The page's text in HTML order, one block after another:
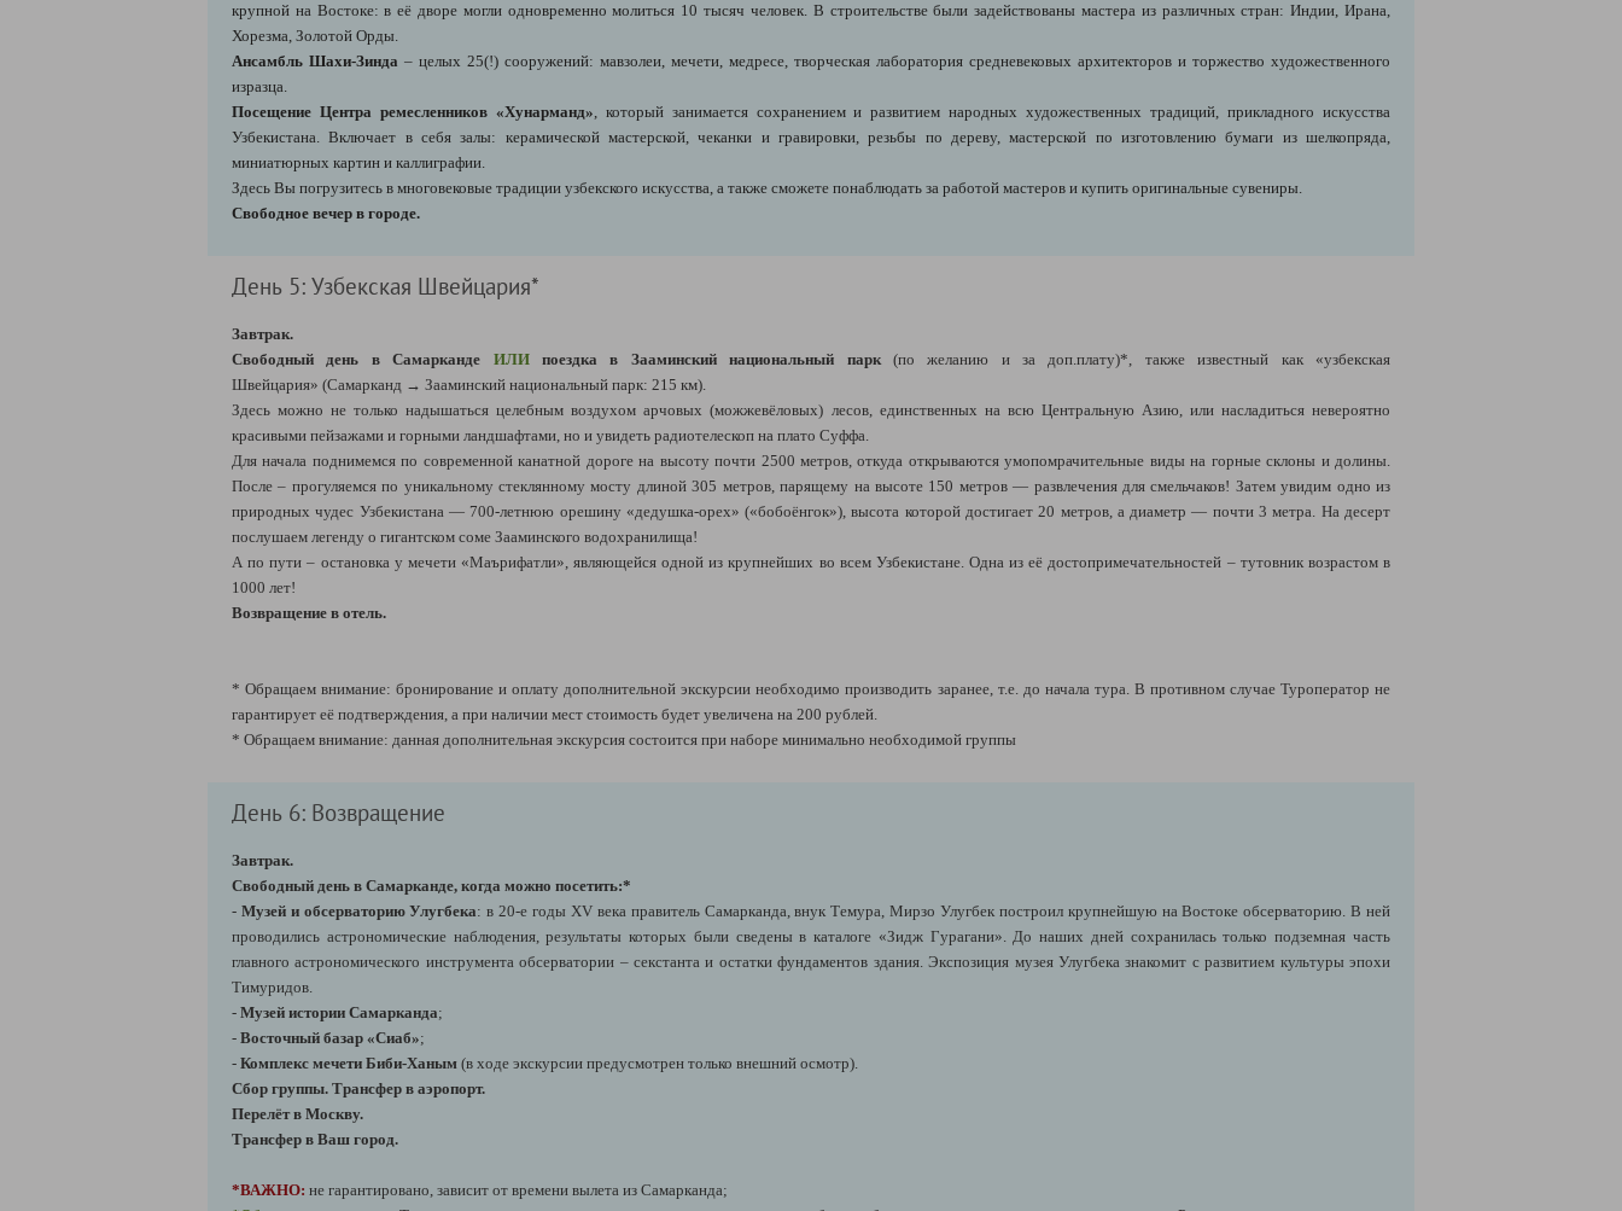
крупной на Востоке: в её дворе могли одновременно молиться 10 тысяч человек. В строительстве были задействованы мастера из различных стран: Индии, Ирана,
Хорезма, Золотой Орды.
Ансамбль Шахи-Зинда – целых 25(!) сооружений: мавзолеи, мечети, медресе, творческая лаборатория средневековых архитекторов и торжество художественного
изразца.
Посещение Центра ремесленников «Хунарманд», который занимается сохранением и развитием народных художественных традиций, прикладного искусства
Узбекистана. Включает в себя залы: керамической мастерской, чеканки и гравировки, резьбы по дереву, мастерской по изготовлению бумаги из шелкопряда,
миниатюрных картин и каллиграфии.
Здесь Вы погрузитесь в многовековые традиции узбекского искусства, а также сможете понаблюдать за работой мастеров и купить оригинальные сувениры.
Свободное вечер в городе.
День 5: Узбекская Швейцария*
Завтрак.
Свободный день в Самарканде ИЛИ поездка в Зааминский национальный парк(по желанию и за доп.плату)*, также известный как«узбекская
Швейцария» (Самарканд → Зааминский национальный парк: 215 км).
Здесь можно не только надышаться целебным воздухом арчовых (можжевёловых) лесов, единственных на всю Центральную Азию, или насладиться невероятно
красивыми пейзажами и горными ландшафтами, но и увидеть радиотелескоп на плато Суффа.
Для начала поднимемся по современной канатной дороге на высоту почти 2500 метров, откуда открываются умопомрачительные виды на горные склоны и долины.
После – прогуляемся по уникальному стеклянному мосту длиной 305 метров, парящему на высоте 150 метров— развлечения для смельчаков! Затем увидим одно из
природных чудес Узбекистана — 700-летнюю орешину «дедушка-орех» («бобоёнгок»), высота которой достигает 20 метров, а диаметр — почти 3 метра. На десерт
послушаем легенду о гигантском соме Зааминского водохранилища!
А по пути – остановка у мечети «Маърифатли», являющейся одной из крупнейших во всем Узбекистане. Одна из её достопримечательностей – тутовник возрастом в
1000 лет!
Возвращение в отель.
* Обращаем внимание: бронирование и оплату дополнительной экскурсии необходимо производить заранее, т.е. до начала тура. В противном случае Туроператор не
гарантирует её подтверждения, а при наличии мест стоимость будет увеличена на 200 рублей.
* Обращаем внимание: данная дополнительная экскурсия состоится при наборе минимально необходимой группы
День 6: Возвращение
Завтрак.
Свободный день в Самарканде, когда можно посетить:*
- Музей и обсерваторию Улугбека: в 20-е годы XV века правитель Самарканда, внук Темура, Мирзо Улугбек построил крупнейшую на Востоке обсерваторию. В ней
проводились астрономические наблюдения, результаты которых были сведены в каталоге «Зидж Гурагани». До наших дней сохранилась только подземная часть
главного астрономического инструмента обсерватории – секстанта и остатки фундаментов здания. Экспозиция музея Улугбека знакомит с развитием культуры эпохи
Тимуридов.
- Музей истории Самарканда;
- Восточный базар «Сиаб»;
- Комплекс мечети Биби-Ханым (в ходе экскурсии предусмотрен только внешний осмотр).
Сбор группы. Трансфер в аэропорт.
Перелёт в Москву.
Трансфер в Ваш город.
*ВАЖНО: не гарантировано, зависит от времени вылета из Самарканда;